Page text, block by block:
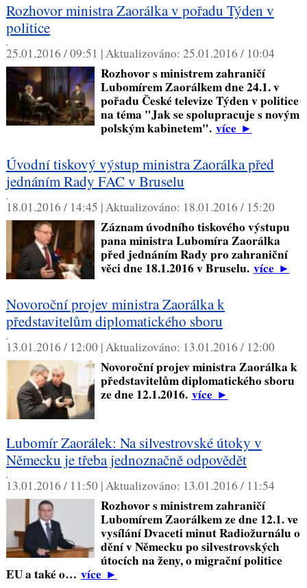
Rozhovor ministra Zaorálka v pořadu Týden v
politice
,
25.01.2016 / 09:51 |Aktualizováno: 25.01.2016 / 10:04
Rozhovor s ministrem zahraničí
Lubomírem Zaorálkem dne 24.1. v
pořadu České televize Týden v politice
na téma "Jak se spolupracuje s novým
polským kabinetem". více►
Úvodní tiskový výstup ministra Zaorálka před
jednáním Rady FAC v Bruselu
,
18.01.2016 / 14:45 |Aktualizováno: 18.01.2016 / 15:20
Záznam úvodního tiskového výstupu
pana ministra Lubomíra Zaorálka
před jednáním Rady pro zahraniční
věci dne 18.1.2016 v Bruselu. více►
Novoroční projev ministra Zaorálka k
představitelům diplomatického sboru
,
13.01.2016 / 12:00 |Aktualizováno: 13.01.2016 / 12:00
Novoroční projev ministra Zaorálka k
představitelům diplomatického sboru
ze dne 12.1.2016. více►
Lubomír Zaorálek: Na silvestrovské útoky v
Německu je třeba jednoznačně odpovědět
,
13.01.2016 / 11:50 |Aktualizováno: 13.01.2016 / 11:54
Rozhovor s ministrem zahraničí
Lubomírem Zaorálkem ze dne 12.1. ve
vysílání Dvaceti minut Radiožurnálu o
dění v Německu po silvestrovských
útocích na ženy, o migrační politice
EU a také o… více►